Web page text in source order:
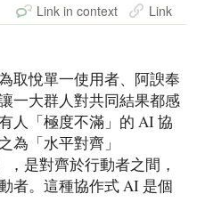
Link in context Link
取悅單一使用者、阿諛奉
一大群人對共同結果都感
人「極度不滿」的 AI 協
為「水平對齊」
，是對齊於行動者之間，
者。這種協作式 AI 是個